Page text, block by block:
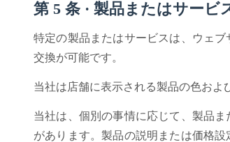
第 5 条 · 製品またはサービ
特定の製品またはサービスは、ウェ
交換が可能です。
当社は店舗に表示される製品の色およ
当社は、個別の事情に応じて、製品
があります。製品の説明または価格